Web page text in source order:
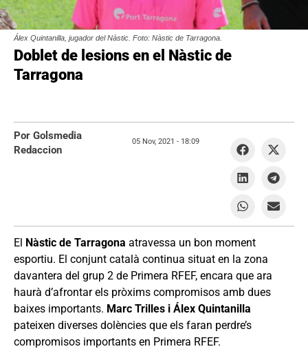
Álex Quintanilla, jugador del Nàstic. Foto: Nàstic de Tarragona.
Doblet de lesions en el Nàstic de
Tarragona
El Nàstic de Tarragona atravessa un bon moment
esportiu. El conjunt català continua situat en la zona
davantera del grup 2 de Primera RFEF, encara que ara
haurà d’afrontar els pròxims compromisos amb dues
baixes importants. Marc Trilles i Álex Quintanilla
pateixen diverses dolències que els faran perdre’s
compromisos importants en Primera RFEF.
Por Golsmedia
Redaccion
05 Nov, 2021 - 18:09